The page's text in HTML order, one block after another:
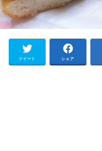
ツイート シェア